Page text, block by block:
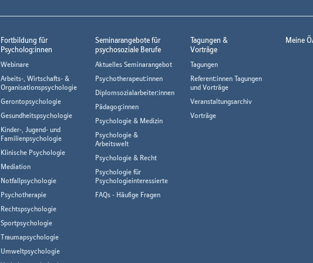
Fortbildung für
Psycholog:innen
Webinare
Arbeits-, Wirtschafts- &
Organisationspsychologie
Gerontopsychologie
Gesundheitspsychologie
Kinder-, Jugend- und
Familienpsychologie
Klinische Psychologie
Mediation
Notfallpsychologie
Psychotherapie
Rechtspsychologie
Sportpsychologie
Traumapsychologie
Umweltpsychologie
Seminarangebote für
psychosoziale Berufe
Aktuelles Seminarangebot
Psychotherapeut:innen
Diplomsozialarbeiter:innen
Pädagog:innen
Psychologie & Medizin
Psychologie &
Arbeitswelt
Psychologie & Recht
Psychologie für
Psychologieinteressierte
FAQs - Häufige Fragen
Tagungen &
Vorträge
Tagungen
Referent:innen Tagungen
und Vorträge
Veranstaltungsarchiv
Vorträge
Meine